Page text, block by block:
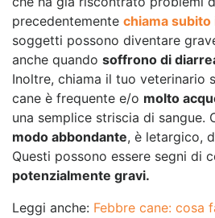
precedentemente chiama
soggetti possono diventare
anche quando soffrono di
Inoltre, chiama il tuo veterinario
cane è frequente e/o molto
una semplice striscia di sangue.
modo abbondante, è letargico,
Questi possono essere segni di
potenzialmente gravi.
Leggi anche: Febbre cane: cosa